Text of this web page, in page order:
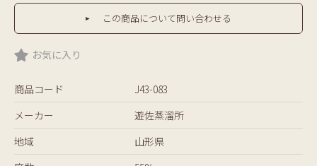
この商品について問い合わせる
お気に入り
商品コード
J43-083
メーカー
遊佐蒸溜所
地域
山形県